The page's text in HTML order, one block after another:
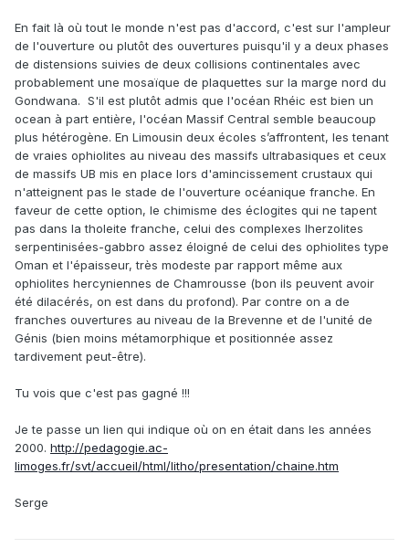
En fait là où tout le monde n'est pas d'accord, c'est sur l'ampleur
de l'ouverture ou plutôt des ouvertures puisqu'il y a deux phases
de distensions suivies de deux collisions continentales avec
probablement une mosaïque de plaquettes sur la marge nord du
Gondwana. S'il est plutôt admis que l'océan Rhéic est bien un
ocean à part entière, l'océan Massif Central semble beaucoup
plus hétérogène. En Limousin deux écoles s’affrontent, les tenant
de vraies ophiolites au niveau des massifs ultrabasiques et ceux
de massifs UB mis en place lors d'amincissement crustaux qui
n'atteignent pas le stade de l'ouverture océanique franche. En
faveur de cette option, le chimisme des éclogites qui ne tapent
pas dans la tholeite franche, celui des complexes lherzolites
serpentinisées-gabbro assez éloigné de celui des ophiolites type
Oman et l'épaisseur, très modeste par rapport même aux
ophiolites hercyniennes de Chamrousse (bon ils peuvent avoir
été dilacérés, on est dans du profond). Par contre on a de
franches ouvertures au niveau de la Brevenne et de l'unité de
Génis (bien moins métamorphique et positionnée assez
tardivement peut-être).
Tu vois que c'est pas gagné !!!
Je te passe un lien qui indique où on en était dans les années
2000. http://pedagogie.ac-
limoges.fr/svt/accueil/html/litho/presentation/chaine.htm
Serge